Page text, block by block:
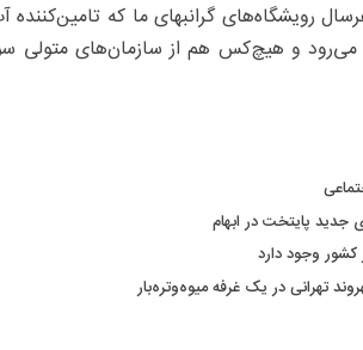
رویشگاه‌های گرانبهای ما که
و هیچ‌کس هم از سازمان‌های متولی
پایتخت در ابهام